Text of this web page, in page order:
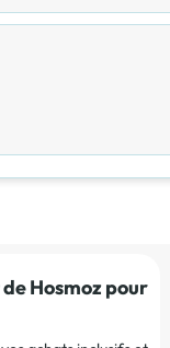
Hosmoz pour